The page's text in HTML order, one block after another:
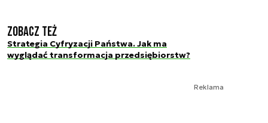
Zobacz też
Strategia Cyfryzacji Państwa. Jak ma
wyglądać transformacja przedsiębiorstw?
Reklama